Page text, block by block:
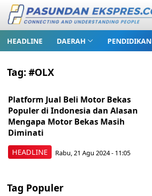
HEADLINE DAERAH PENDIDIKAN
Tag:#OLX
HEADLINE
Platform Jual Beli Motor Bekas
Populer di Indonesia dan Alasan
Mengapa Motor Bekas Masih
Diminati
Rabu, 21 Agu 2024 - 11:05
Tag Populer